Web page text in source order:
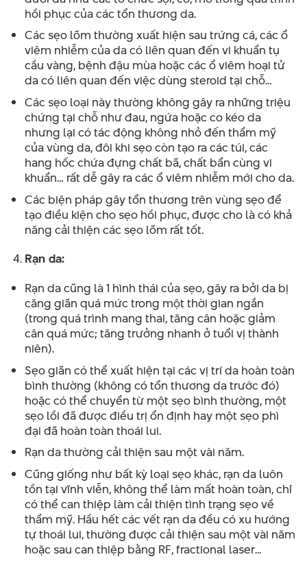
hồi phục của các tổn thương da.
Các sẹo lõm thường xuất hiện sau trứng cá, các ổ
viêm nhiễm của da có liên quan đến vi khuẩn tụ
cầu vàng, bệnh đậu mùa hoặc các ổ viêm hoại tử
da có liên quan đến việc dùng steroid tại chỗ…
Các sẹo loại này thường không gây ra những triệu
chứng tại chỗ như đau, ngứa hoặc co kéo da
nhưng lại có tác động không nhỏ đến thẩm mỹ
của vùng da, đôi khi sẹo còn tạo ra các túi, các
hang hốc chứa đựng chất bã, chất bẩn cùng vi
khuẩn… rất dễ gây ra các ổ viêm nhiễm mới cho da.
Các biện pháp gây tổn thương trên vùng sẹo để
tạo điều kiện cho sẹo hồi phục, được cho là có khả
năng cải thiện các sẹo lõm rất tốt.
Rạn da:
Rạn da cũng là 1 hình thái của sẹo, gây ra bởi da bị
căng giãn quá mức trong một thời gian ngắn
(trong quá trình mang thai, tăng cân hoặc giảm
cân quá mức; tăng trưởng nhanh ở tuổi vị thành
niên).
Sẹo giãn có thể xuất hiện tại các vị trí da hoàn toàn
bình thường (không có tổn thương da trước đó)
hoặc có thể chuyển từ một sẹo bình thường, một
sẹo lồi đã được điều trị ổn định hay một sẹo phì
đại đã hoàn toàn thoái lui.
Rạn da thường cải thiện sau một vài năm.
Cũng giống như bất kỳ loại sẹo khác, rạn da luôn
tồn tại vĩnh viễn, không thể làm mất hoàn toàn, chỉ
có thể can thiệp làm cải thiện tình trạng sẹo về
thẩm mỹ. Hầu hết các vết rạn da đều có xu hướng
tự thoái lui, thường được cải thiện sau một vài năm
hoặc sau can thiệp bằng RF, fractional laser…